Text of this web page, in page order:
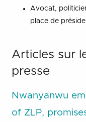
Avocat,
place de
Articles sur
presse
Nwanyanwu
of ZLP,